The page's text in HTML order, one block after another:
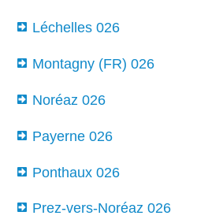
Léchelles 026
Montagny (FR) 026
Noréaz 026
Payerne 026
Ponthaux 026
Prez-vers-Noréaz 026